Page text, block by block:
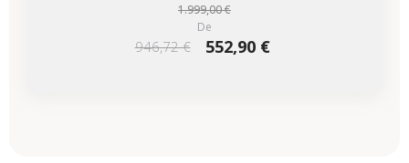
1.999,00 €
De
946,72 € 552,90 €